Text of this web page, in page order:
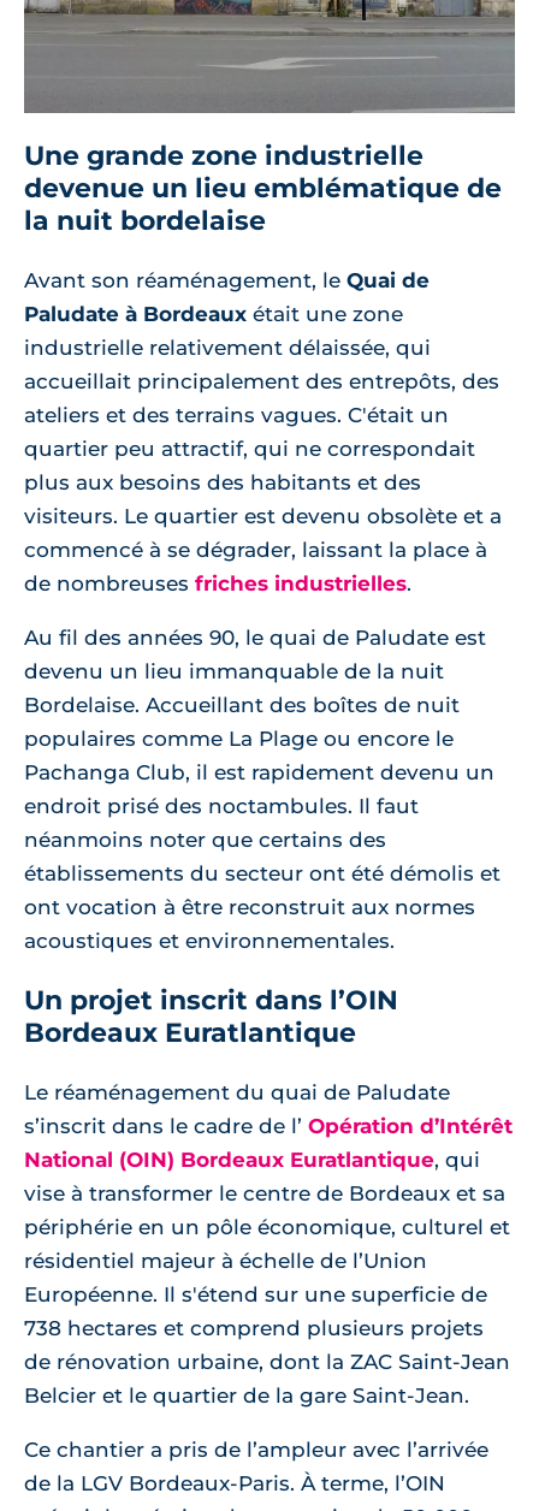
Une grande zone industrielle
devenue un lieu emblématique de
la nuit bordelaise
Avant son réaménagement, le Quai de
Paludate à Bordeaux était une zone
industrielle relativement délaissée, qui
accueillait principalement des entrepôts, des
ateliers et des terrains vagues. C'était un
quartier peu attractif, qui ne correspondait
plus aux besoins des habitants et des
visiteurs. Le quartier est devenu obsolète et a
commencé à se dégrader, laissant la place à
de nombreuses friches industrielles.
Au fil des années 90, le quai de Paludate est
devenu un lieu immanquable de la nuit
Bordelaise. Accueillant des boîtes de nuit
populaires comme La Plage ou encore le
Pachanga Club, il est rapidement devenu un
endroit prisé des noctambules. Il faut
néanmoins noter que certains des
établissements du secteur ont été démolis et
ont vocation à être reconstruit aux normes
acoustiques et environnementales.
Un projet inscrit dans l’OIN
Bordeaux Euratlantique
Le réaménagement du quai de Paludate
s’inscrit dans le cadre de l’ Opération d’Intérêt
National (OIN) Bordeaux Euratlantique, qui
vise à transformer le centre de Bordeaux et sa
périphérie en un pôle économique, culturel et
résidentiel majeur à échelle de l’Union
Européenne. Il s'étend sur une superficie de
738 hectares et comprend plusieurs projets
de rénovation urbaine, dont la ZAC Saint-Jean
Belcier et le quartier de la gare Saint-Jean.
Ce chantier a pris de l’ampleur avec l’arrivée
de la LGV Bordeaux-Paris. À terme, l’OIN